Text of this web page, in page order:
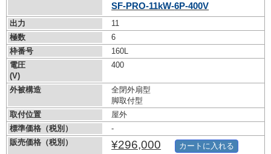
SF-PRO-11kW-6P-400V
出力
11
極数
6
枠番号
160L
電圧
(V)
400
外被構造
全閉外扇型
脚取付型
取付位置
屋外
標準価格（税別）
-
販売価格（税別）
¥296,000 カートに入れる